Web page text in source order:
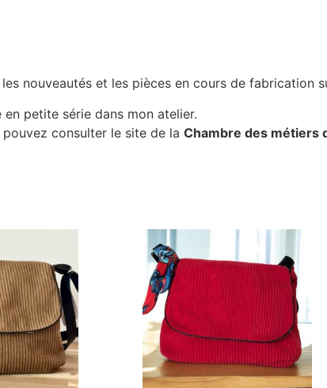
nouveautés et les pièces en cours de fabrication
en petite série dans mon atelier.
consulter le site de la Chambre des métiers